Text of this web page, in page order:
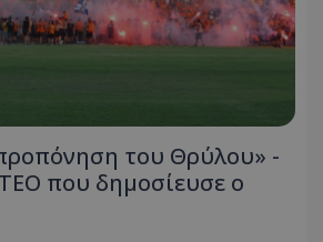
του Θρύλου» -
που δημοσίευσε ο